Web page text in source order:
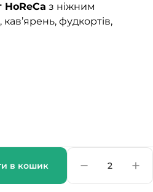
з ніжним
фудкортів,
в кошик